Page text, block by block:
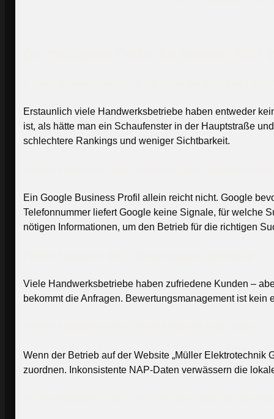
Erstaunlich viele Handwerksbetriebe haben entweder
ist, als hätte man ein Schaufenster in der Hauptstraße
schlechtere Rankings und weniger Sichtbarkeit.
Ein Google Business Profil allein reicht nicht. Google
Telefonnummer liefert Google keine Signale, für welche
nötigen Informationen, um den Betrieb für die richtigen
Viele Handwerksbetriebe haben zufriedene Kunden –
bekommt die Anfragen. Bewertungsmanagement ist
Wenn der Betrieb auf der Website „Müller Elektrotechnik
zuordnen. Inkonsistente NAP-Daten verwässern die